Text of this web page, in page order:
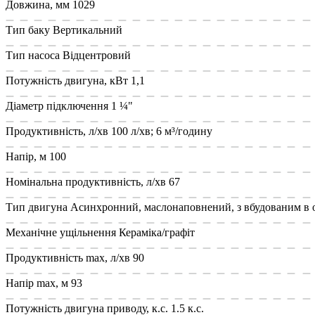
Довжина, мм 1029
Тип баку Вертикальний
Тип насоса Відцентровий
Потужність двигуна, кВт 1,1
Діаметр підключення 1 ¼"
Продуктивність, л/хв 100 л/хв; 6 м³/годину
Напір, м 100
Номінальна продуктивність, л/хв 67
Тип двигуна Асинхронний, маслонаповнений, з вбудованим в
Механічне ущільнення Кераміка/графіт
Продуктивність max, л/хв 90
Напір max, м 93
Потужність двигуна приводу, к.с. 1.5 к.с.